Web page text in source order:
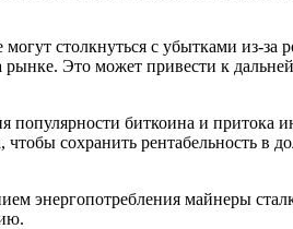
столкнуться с убытками из-за
Это может привести к
биткоина и
сохранить рентабельность
энергопотребления майнеры